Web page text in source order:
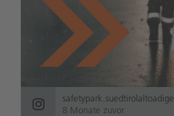
safetypark.suedtirolaltoadige
8 Monate zuvor